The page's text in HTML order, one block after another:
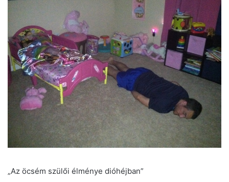
„Az öcsém szülői élménye dióhéjban”